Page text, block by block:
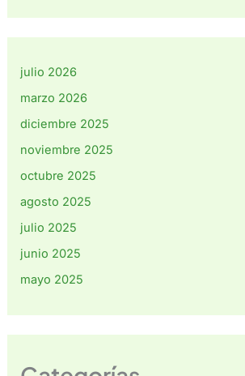
julio 2026
marzo 2026
diciembre 2025
noviembre 2025
octubre 2025
agosto 2025
julio 2025
junio 2025
mayo 2025